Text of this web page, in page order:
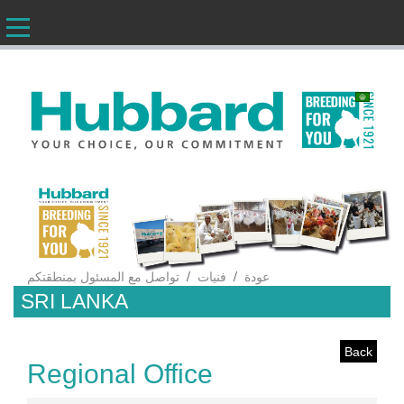
AR
عودة / فنيات / تواصل مع المسئول بمنطقتكم
SRI LANKA
Back
Regional Office